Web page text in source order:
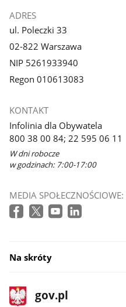
ADRES
ul. Poleczki 33
02-822 Warszawa
NIP 5261933940
Regon 010613083
KONTAKT
Infolinia dla Obywatela
800 38 00 84; 22 595 06 11
W dni robocze
w godzinach: 7:00-17:00
MEDIA SPOŁECZNOŚCIOWE:
Na skróty
stopka
gov.pl
Strona
gov.pl